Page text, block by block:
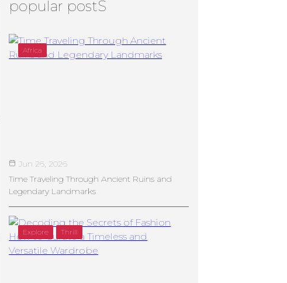
popular postS
Africa
Jun 26, 2026
Time Traveling Through Ancient Ruins and
Legendary Landmarks
Explore Thrill